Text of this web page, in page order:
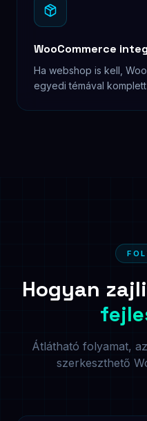
WooCommerce
Ha webshop is kell,
egyedi témával
Hogyan
Átlátható folyamat,
szerkeszthető